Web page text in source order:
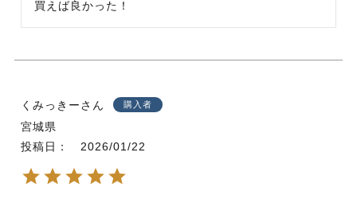
買えば良かった！
くみっきー 購入者
宮城県
投稿日
2026/01/22